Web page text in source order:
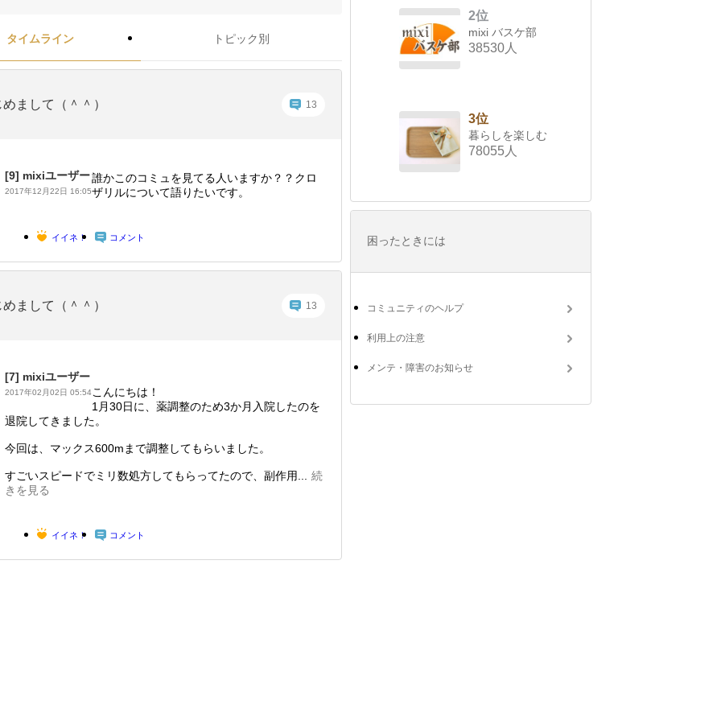
タイムライン トピック別
まして（＾＾） 13
[9] mixiユーザー
2017年12月22日 16:05
誰かこのコミュを見てる人いますか？？クロ
ザリルについて語りたいです。
イイネ！ コメント
まして（＾＾） 13
[7] mixiユーザー
2017年02月02日 05:54こんにちは！
1月30日に、薬調整のため3か月入院したのを
退院してきました。
今回は、マックス600mまで調整してもらいました。
すごいスピードでミリ数処方してもらってたので、副作用...
続
きを見る
イイネ！ コメント
2位
mixi バスケ部
38530人
3位
暮らしを楽しむ
78055人
困ったときには
コミュニティのヘルプ
利用上の注意
メンテ・障害のお知らせ